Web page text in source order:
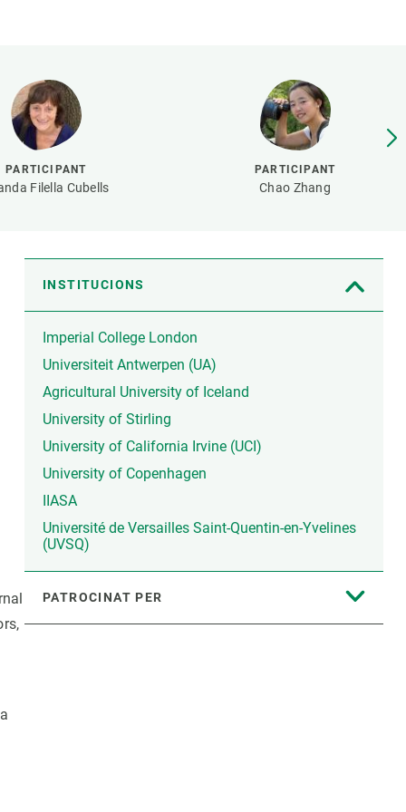
PARTICIPANT
Filella Cubells
PARTICIPANT
Chao Zhang
INSTITUCIONS
Imperial College London
Universiteit Antwerpen (UA)
Agricultural University of Iceland
University of Stirling
University of California Irvine (UCI)
University of Copenhagen
IIASA
Université de Versailles Saint-Quentin-en-Yvelines
(UVSQ)
PATROCINAT PER
Observació de la terra